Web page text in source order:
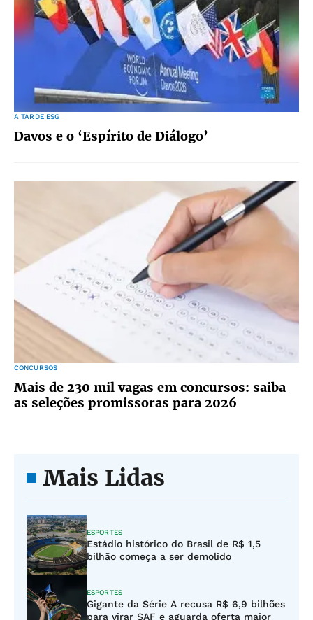
A TARDE ESG
Davos e o ‘Espírito de Diálogo’
CONCURSOS
Mais de 230 mil vagas em concursos: saiba
as seleções promissoras para 2026
Mais Lidas
ESPORTES
Estádio histórico do Brasil de R$ 1,5
bilhão começa a ser demolido
ESPORTES
Gigante da Série A recusa R$ 6,9 bilhões
para virar SAF e aguarda oferta maior